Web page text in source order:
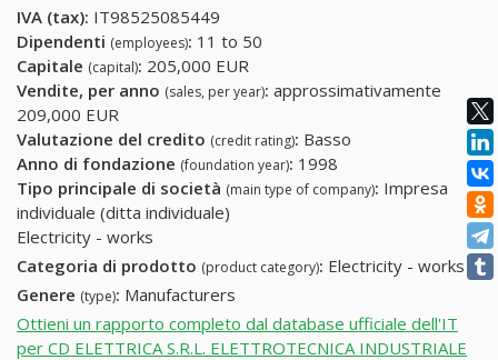
IVA (tax): IT98525085449
Dipendenti (employees): 11 to 50
Capitale (capital): 205,000 EUR
Vendite, per anno (sales, per year): approssimativamente
209,000 EUR
Valutazione del credito (credit rating): Basso
Anno di fondazione (foundation year): 1998
Tipo principale di società (main type of company): Impresa
individuale (ditta individuale)
Electricity - works
Categoria di prodotto (product category): Electricity - works
Genere (type): Manufacturers
Ottieni un rapporto completo dal database ufficiale dell'IT
per CD ELETTRICA S.R.L. ELETTROTECNICA INDUSTRIALE